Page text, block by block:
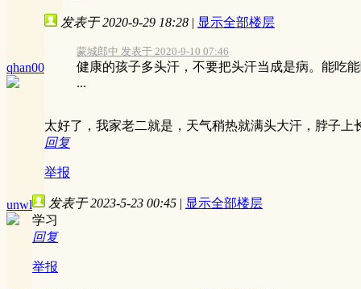
qhan00
发表于 2020-9-29 18:28 | 显示全部楼层
蒙城郎中 发表于 2020-9-10 07:46
健康的孩子多头汗，不要把头汗当成是病。能吃
...
太好了，我家老二就是，天气稍热就满头大汗，脖子
回复
举报
unwl 发表于 2023-5-23 00:45 | 显示全部楼层
学习
回复
举报